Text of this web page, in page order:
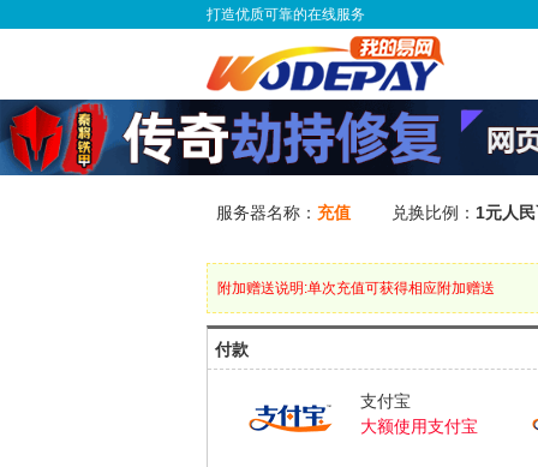
打造优质可靠的在线服务
服务器名称： 充值 兑换比例： 1元人
附加赠送说明:单次充值可获得相应附加赠送
付款
支付宝
大额使用支付宝